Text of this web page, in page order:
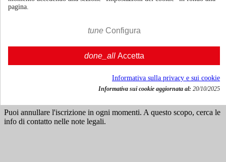
70cl | 40.0%
€ 51,12
   
Puoi annullare l'iscrizione in ogni momenti. A questo scopo, cerca le
info di contatto nelle note legali.
pagina.
tune Configura
done_all Accetta
Informativa sulla privacy e sui cookie
Informativa sui cookie aggiornata al: 20/10/2025